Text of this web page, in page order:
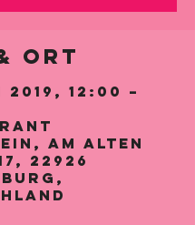
Ort
12:00 –
Am Alten
22926